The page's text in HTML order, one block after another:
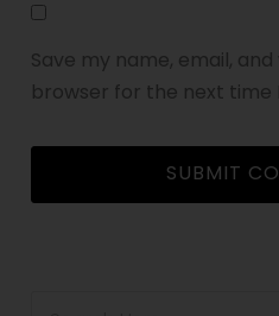
Save my name, email,
browser for the next time